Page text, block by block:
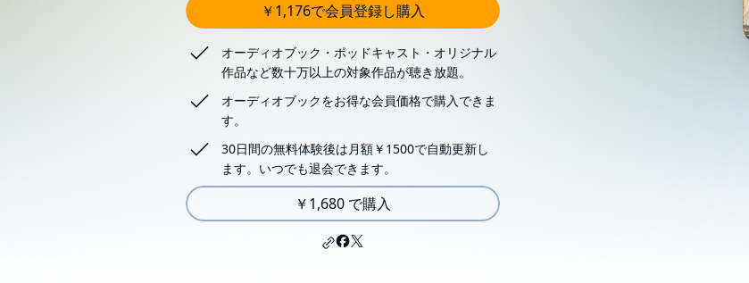
￥1,176で会員登録し購入
オーディオブック・ポッドキャスト・オリジナル
作品など数十万以上の対象作品が聴き放題。
オーディオブックをお得な会員価格で購入できま
す。
30日間の無料体験後は月額￥1500で自動更新し
ます。いつでも退会できます。
￥1,680 で購入